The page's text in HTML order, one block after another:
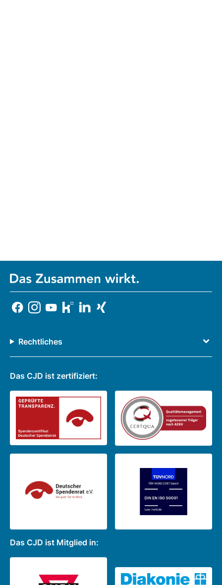
Rechtliches
Das CJD ist zertifiziert:
Das CJD ist Mitglied in: